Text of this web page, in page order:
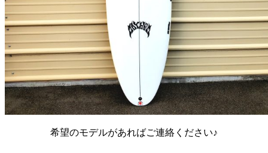
希望のモデルがあればご連絡ください♪